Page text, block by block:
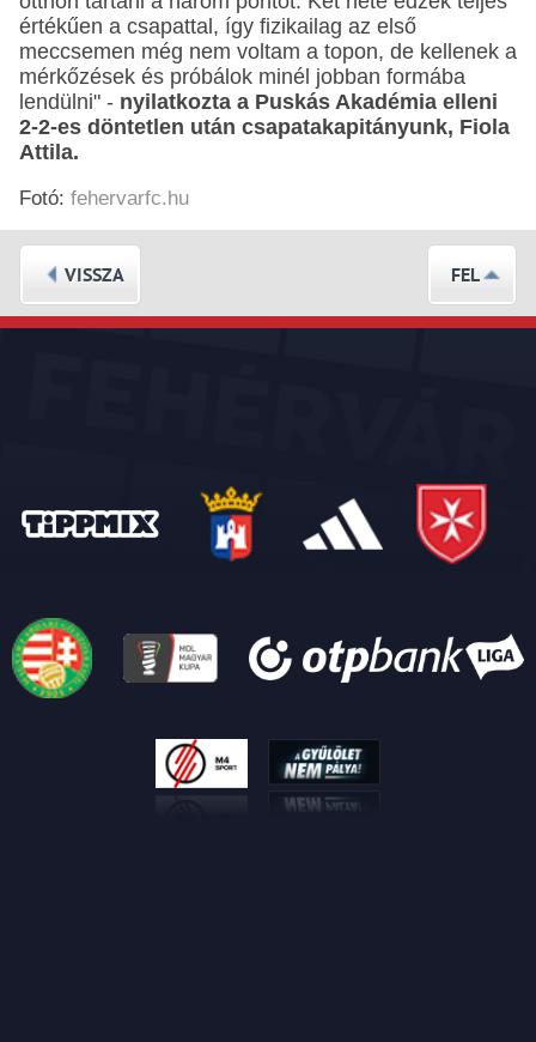
értékűen a csapattal, így fizikailag az első
meccsemen még nem voltam a topon, de kellenek a
mérkőzések és próbálok minél jobban formába
lendülni" - nyilatkozta a Puskás Akadémia elleni
2-2-es döntetlen után csapatakapitányunk, Fiola
Attila.
Fotó: fehervarfc.hu
VISSZA FEL